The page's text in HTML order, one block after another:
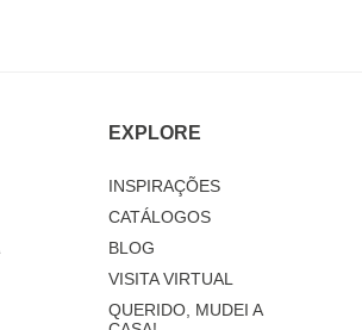
EXPLORE
INSPIRAÇÕES
CATÁLOGOS
BLOG
VISITA VIRTUAL
QUERIDO, MUDEI A